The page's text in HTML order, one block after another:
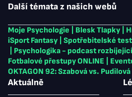
Další témata z našich webů
Moje Psychologie Blesk Tlapky
iSport Fantasy
Spotřebitelské
Psychologika - podcast
Fotbalové přestupy ONLINE
OKTAGON 92: Szabová vs. Pudilová
Aktuálně